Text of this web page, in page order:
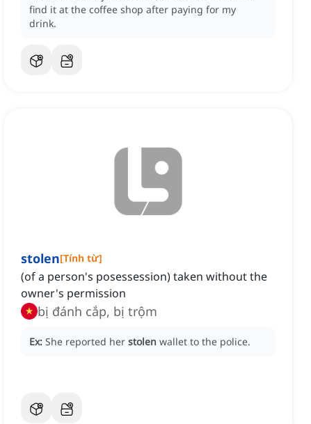
find it at the coffee shop after paying for my
drink.
stolen[Tính từ]
(of a person's posessession) taken without the
owner's permission
bị đánh cắp, bị trộm
Ex: She reported her stolen wallet to the police.